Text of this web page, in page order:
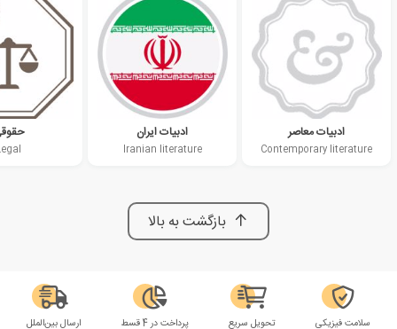
ادبیات معاصر
Contemporary literature
ادبیات ایران
Iranian literature
بازگشت به بالا
سلامت فیزیکی تحویل سریع پرداخت در 4 قسط ارسال بین‌الملل